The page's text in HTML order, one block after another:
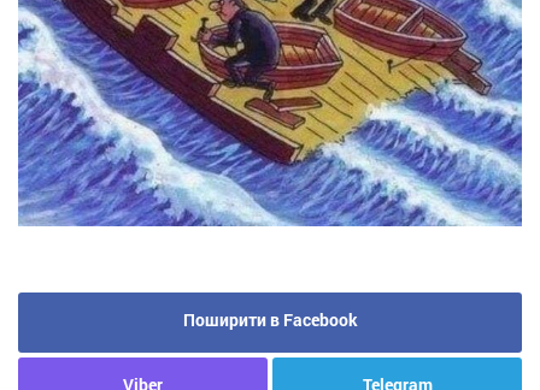
Поширити в Facebook
Viber Telegram